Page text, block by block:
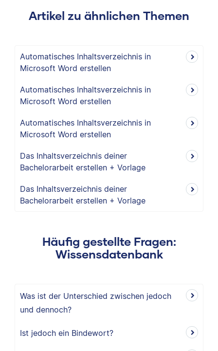
Artikel zu ähnlichen Themen
Automatisches Inhaltsverzeichnis in
Microsoft Word erstellen
Automatisches Inhaltsverzeichnis in
Microsoft Word erstellen
Automatisches Inhaltsverzeichnis in
Microsoft Word erstellen
Das Inhaltsverzeichnis deiner
Bachelorarbeit erstellen + Vorlage
Das Inhaltsverzeichnis deiner
Bachelorarbeit erstellen + Vorlage
Häufig gestellte Fragen:
Wissensdatenbank
Was ist der Unterschied zwischen jedoch
und dennoch?
Ist jedoch ein Bindewort?